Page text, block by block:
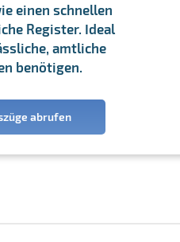
einen schnellen
Register. Ideal
amtliche
benötigen.
abrufen